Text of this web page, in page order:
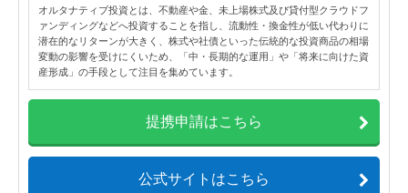
オルタナティブ投資とは、不動産や金、未上場株式及び貸付型クラウドフ
ァンディングなどへ投資することを指し、流動性・換金性が低い代わりに
潜在的なリターンが大きく、株式や社債といった伝統的な投資商品の相場
変動の影響を受けにくいため、「中・長期的な運用」や「将来に向けた資
産形成」の手段として注目を集めています。
提携申請はこちら
公式サイトはこちら